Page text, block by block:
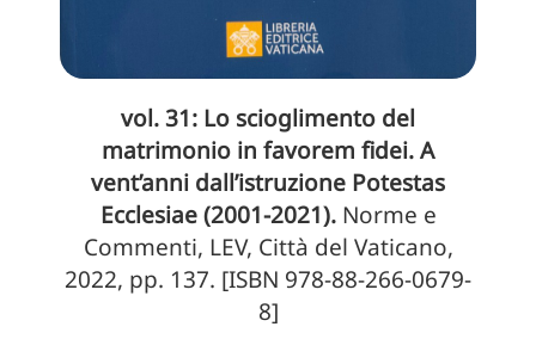
vol. 31: Lo scioglimento del
matrimonio in favorem fidei. A
vent’anni dall’istruzione Potestas
Ecclesiae (2001-2021). Norme e
Commenti, LEV, Città del Vaticano,
2022, pp. 137. [ISBN 978-88-266-0679-
8]